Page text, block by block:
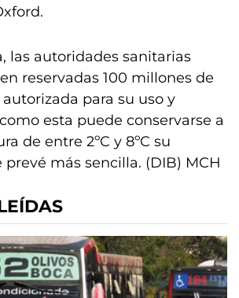
las autoridades sanitarias
reservadas 100 millones de
para su uso y
esta puede conservarse a
de entre 2ºC y 8ºC su
más sencilla. (DIB) MCH